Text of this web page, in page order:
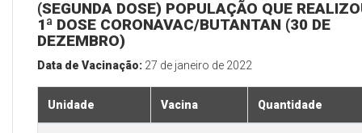
(SEGUNDA DOSE) POPULAÇÃO QUE
1ª DOSE CORONAVAC/BUTANTAN (30 DE
DEZEMBRO)
Data de Vacinação: 27 de janeiro de 2022
Unidade Vacina Quantidade